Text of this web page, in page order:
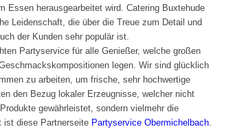
Essen herausgearbeitet wird. Catering Buxtehude
Leidenschaft, die über die Treue zum Detail und
der Kunden sehr populär ist.
Partyservice für alle Genießer, welche großen
legen. Wir sind glücklich
zu arbeiten, um frische, sehr hochwertige
den Bezug lokaler Erzeugnisse, welcher nicht
gewährleistet, sondern vielmehr die
ist diese Partnerseite Partyservice Obermichelbach.